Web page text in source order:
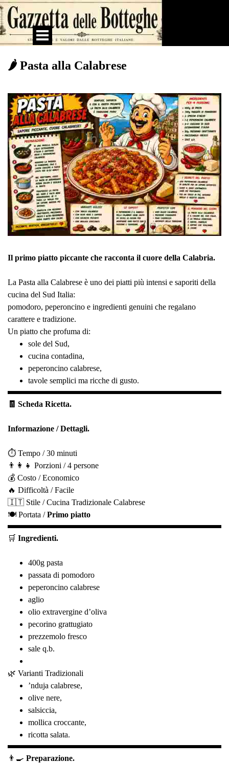
Vai ai contenuti
Salta menù
🌶️ Pasta alla Calabrese
Il primo piatto piccante che racconta il cuore della Calabria.
La Pasta alla Calabrese è uno dei piatti più intensi e saporiti della
cucina del Sud Italia:
pomodoro, peperoncino e ingredienti genuini che regalano
carattere e tradizione.
Un piatto che profuma di:
sole del Sud,
cucina contadina,
peperoncino calabrese,
tavole semplici ma ricche di gusto.
🧾 Scheda Ricetta.
Informazione / Dettagli.
⏱️ Tempo / 30 minuti
👨‍👩‍👧 Porzioni / 4 persone
💰 Costo / Economico
🔥 Difficoltà / Facile
🇮🇹 Stile / Cucina Tradizionale Calabrese
🍽️ Portata /Primo piatto
🛒 Ingredienti.
400g pasta
passata di pomodoro
peperoncino calabrese
aglio
olio extravergine d’oliva
pecorino grattugiato
prezzemolo fresco
sale q.b.
🌿 Varianti Tradizionali
’nduja calabrese,
olive nere,
salsiccia,
mollica croccante,
ricotta salata.
👨‍🍳 Preparazione.